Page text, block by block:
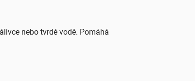
nebo tvrdé vodě. Pomáhá